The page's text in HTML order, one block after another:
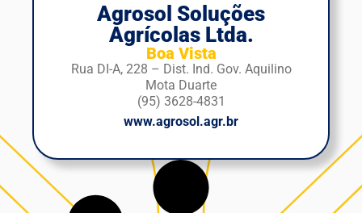
Agrosol Soluções
Agrícolas Ltda.
Boa Vista
Rua DI-A, 228 – Dist. Ind. Gov. Aquilino
Mota Duarte
(95) 3628-4831
www.agrosol.agr.br